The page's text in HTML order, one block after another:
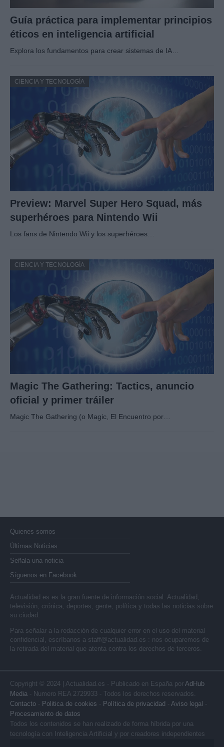
Guía práctica para implementar principios
éticos en inteligencia artificial
Explora los fundamentos para crear sistemas de IA…
CIENCIA Y TECNOLOGÍA
Preview: Marvel Super Hero Squad, más
superhéroes para Nintendo Wii
Los fans de Nintendo Wii y los superhéroes…
CIENCIA Y TECNOLOGÍA
Magic The Gathering: Tactics, anuncio
oficial y primer tráiler
Magic The Gathering (o Magic, El Encuentro por…
Quienes somos
Últimas Noticias
Señala una noticia
Síguenos en Facebook
Actualidad.es es la gran fuente de información social. Actualidad,
televisión, crónica, deportes, gente, política y todas las noticias sobre
su ciudad.
Para señalar a la redacción de cualquier error en el uso del material
confidencial, escríbanos a staff@actualidad.es : nos ocuparemos de
la retirada del material que atenta contra los derechos de terceros.
Copyright © 2024 | Actualidad.es - Publicado en España por AdHub
Media - Numero REA 2729933 - Todos los derechos reservados.
Contacto - Politica de cookies - Política de privacidad - Aviso legal -
Procesamiento de datos
Todos los contenidos se han realizado de forma híbrida por una
tecnología con Inteligencia Artificial y por creadores independientes